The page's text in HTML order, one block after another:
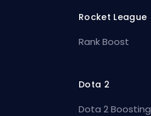
Rocket League
Rank Boost
Dota 2
Dota 2 Boosting